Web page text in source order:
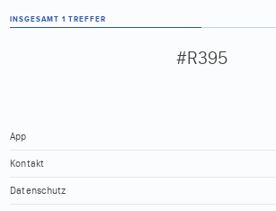
INSGESAMT 1 TREFFER
#R395
App
Kontakt
Datenschutz